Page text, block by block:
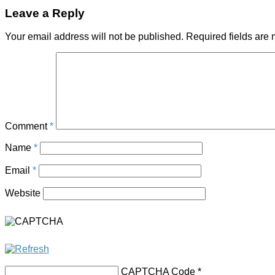
Leave a Reply
Your email address will not be published. Required fields are
Comment*
Name *
Email *
Website
CAPTCHA Code *